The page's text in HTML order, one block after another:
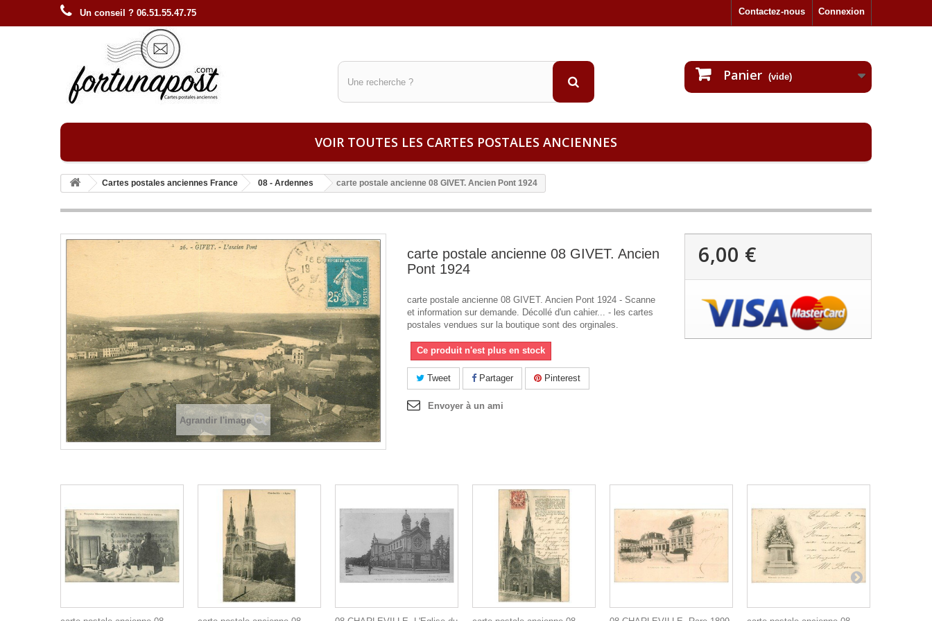
Connexion
Contactez-nous
Un conseil ? 06.51.55.47.75
Panier (vide)
VOIR TOUTES LES CARTES POSTALES ANCIENNES
Cartes postales anciennes France 08 - Ardennes carte postale ancienne 08 GIVET. Ancien Pont 1924
Agrandir l'image
carte postale ancienne 08 GIVET. Ancien
Pont 1924
carte postale ancienne 08 GIVET. Ancien Pont 1924 - Scanne
et information sur demande. Décollé d'un cahier... - les cartes
postales vendues sur la boutique sont des orginales.
Ce produit n'est plus en stock
Tweet Partager Pinterest
Envoyer à un ami
6,00 €